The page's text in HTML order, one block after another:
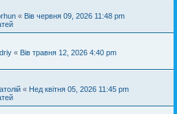
« Вів червня 09, 2026 11:48 pm
« Вів травня 12, 2026 4:40 pm
« Нед квітня 05, 2026 11:45 pm